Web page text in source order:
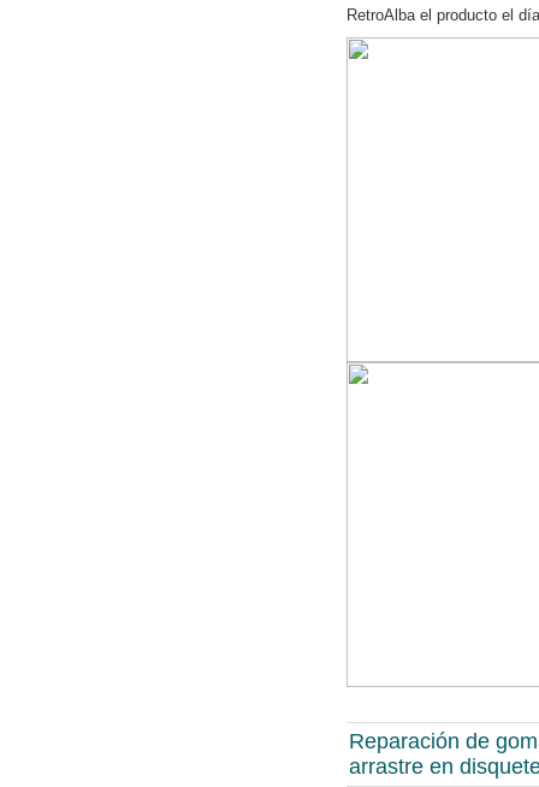
RetroAlba el producto el
Reparación de
arrastre en